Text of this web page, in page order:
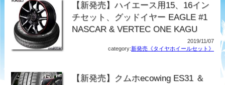
【新発売】ハイエース用15、16イン
チセット、グッドイヤー EAGLE #1
NASCAR & VERTEC ONE KAGU
2019/11/07
category:新発売《タイヤホイールセット》
【新発売】クムホecowing ES31 ＆